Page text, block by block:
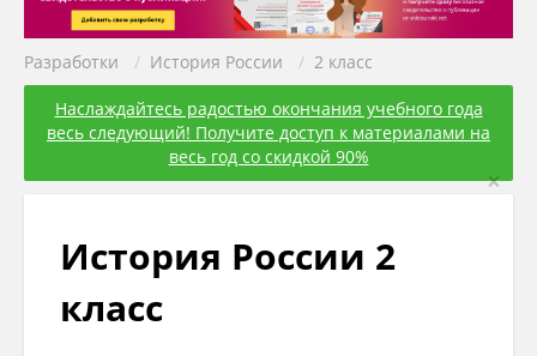
Разработки / История России / 2 класс
Наслаждайтесь радостью окончания учебного года
весь следующий! Получите доступ к материалами на
весь год со скидкой 90%
×
История России 2
класс